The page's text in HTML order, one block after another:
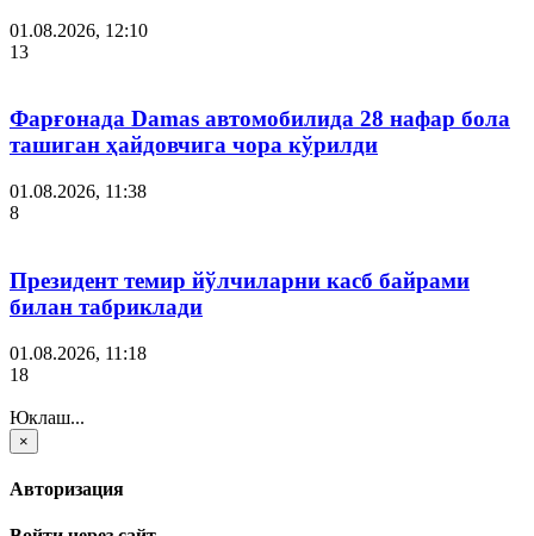
01.08.2026, 12:10
13
Фарғонада Damas автомобилида 28 нафар бола
ташиган ҳайдовчига чора кўрилди
01.08.2026, 11:38
8
Президент темир йўлчиларни касб байрами
билан табриклади
01.08.2026, 11:18
18
Юклаш...
×
Авторизация